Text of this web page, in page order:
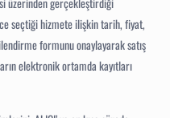
seçtiği hizmete ilişkin tarih, fiyat,
formunu onaylayarak satış
elektronik ortamda kayıtları